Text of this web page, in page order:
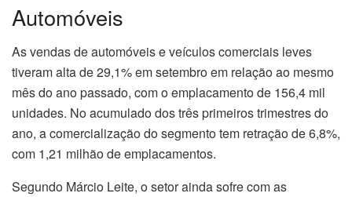
Automóveis
As vendas de automóveis e veículos comerciais leves
tiveram alta de 29,1% em setembro em relação ao mesmo
mês do ano passado, com o emplacamento de 156,4 mil
unidades. No acumulado dos três primeiros trimestres do
ano, a comercialização do segmento tem retração de 6,8%,
com 1,21 milhão de emplacamentos.
Segundo Márcio Leite, o setor ainda sofre com as